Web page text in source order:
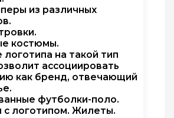
из различных
костюмы.
логотипа на такой тип
ассоциировать
как бренд, отвечающий
футболки-поло.
с логотипом. Жилеты.